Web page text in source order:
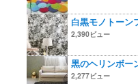
白黒モノトーン
2,390ビュー
黒のヘリンボー
2,277ビュー